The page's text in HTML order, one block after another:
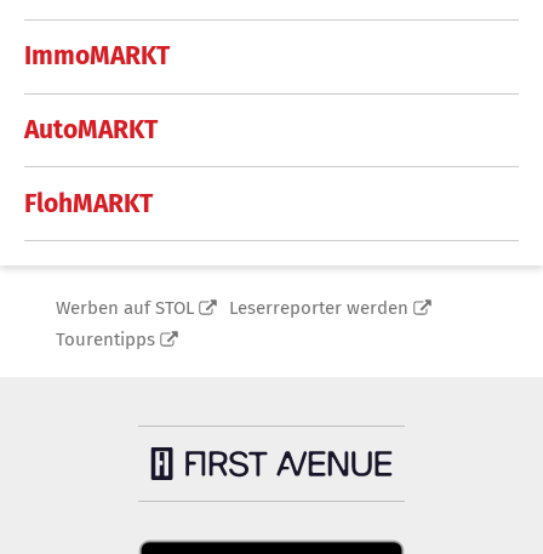
ImmoMARKT
AutoMARKT
FlohMARKT
Werben auf STOL
Leserreporter werden
Tourentipps